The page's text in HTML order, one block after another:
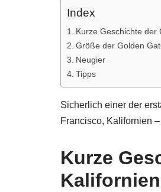
Index
Kurze Geschichte der
Größe der Golden
Neugier
Tipps
Sicherlich einer der
Francisco, Kalifornien
Kurze
Kalifornien